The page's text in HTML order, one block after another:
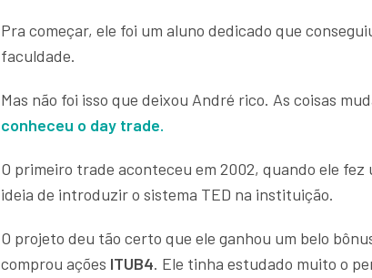
Pra começar, ele foi um aluno dedicado que
faculdade.
Mas não foi isso que deixou André rico. As coisas
conheceu o day trade.
O primeiro trade aconteceu em 2002, quando ele fez
ideia de introduzir o sistema TED na instituição.
O projeto deu tão certo que ele ganhou um belo
comprou ações ITUB4. Ele tinha estudado muito o